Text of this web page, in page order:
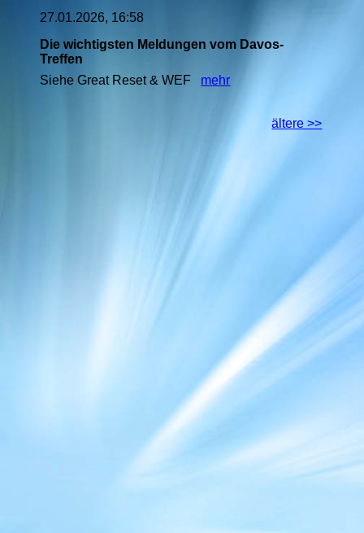
27.01.2026, 16:58
Die wichtigsten Meldungen vom Davos-
Treffen
Siehe Great Reset & WEF mehr
ältere >>